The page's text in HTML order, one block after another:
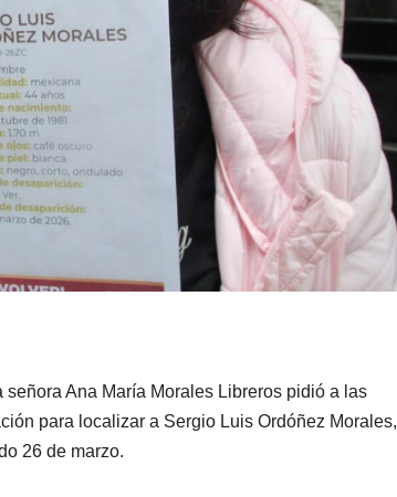
Ana María Morales Libreros pidió a las
para localizar a Sergio Luis Ordóñez Morales,
26 de marzo.